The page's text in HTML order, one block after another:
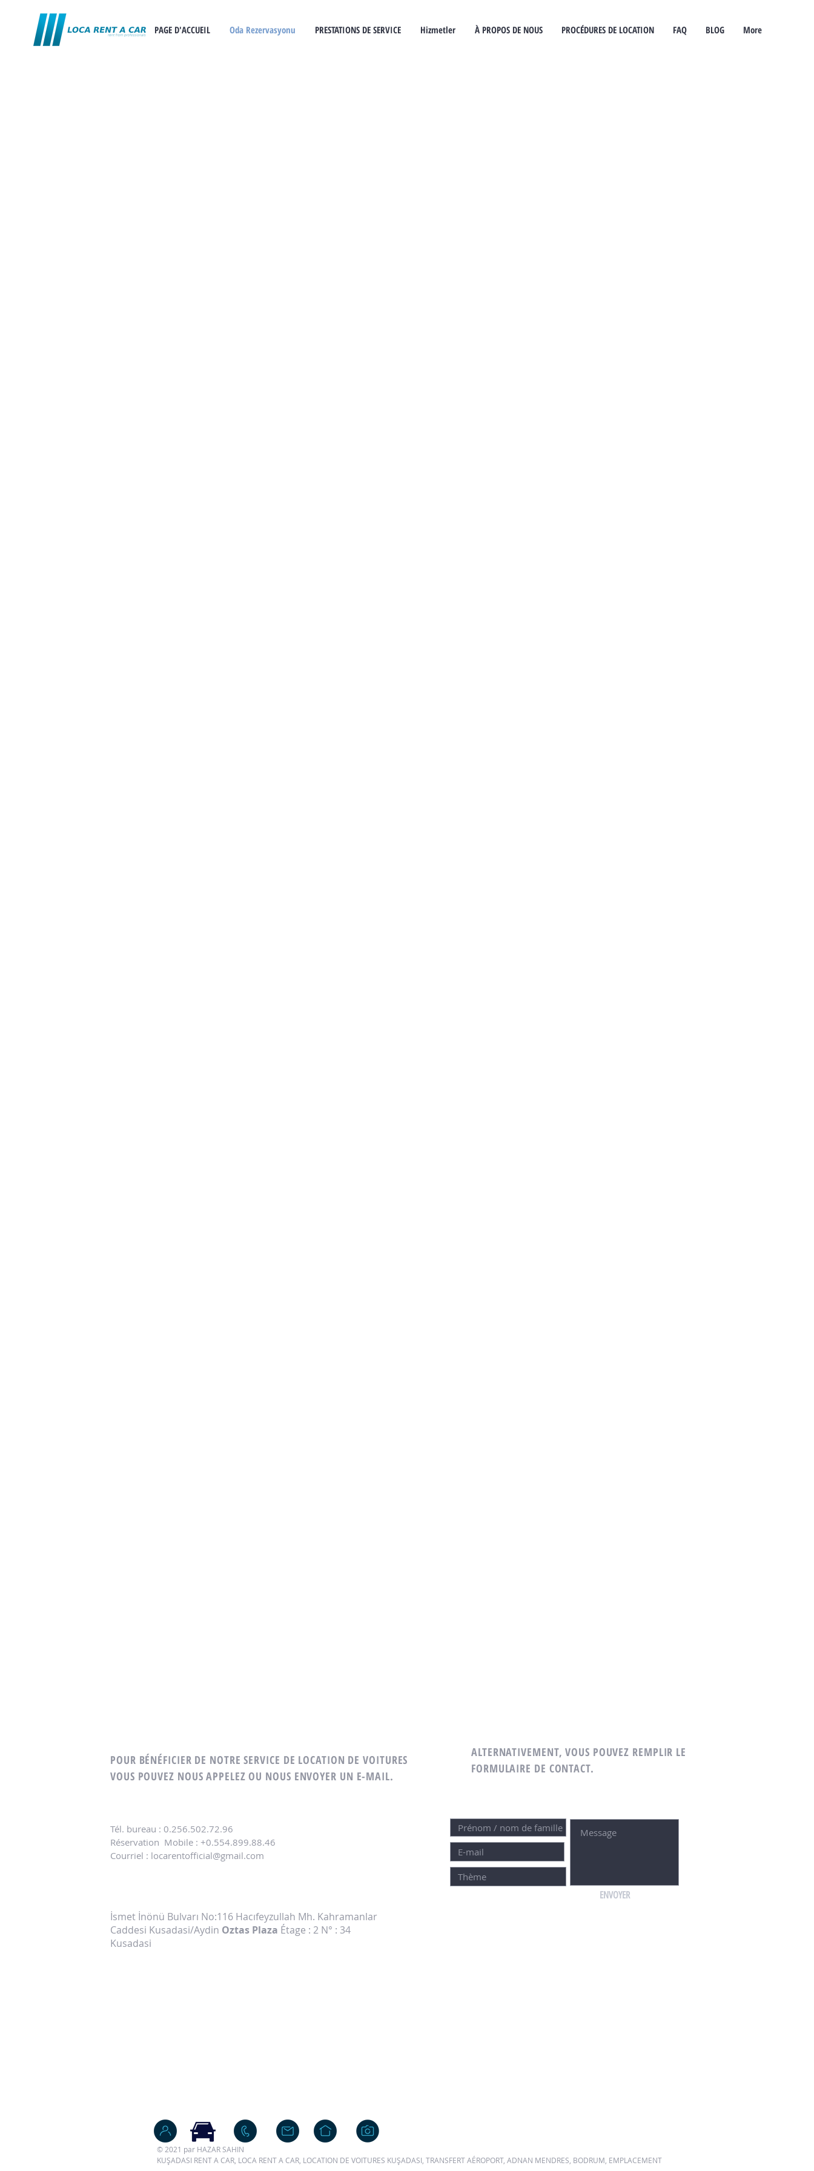
PAGE D'ACCUEIL Oda Rezervasyonu PRESTATIONS DE SERVICE Hizmetler À PROPOS DE NOUS PROCÉDURES DE LOCATION FAQ BLOG More
POUR BÉNÉFICIER DE NOTRE SERVICE DE LOCATION DE VOITURES
VOUS POUVEZ NOUS APPELEZ OU NOUS ENVOYER UN E-MAIL.
Tél. bureau : 0.256.502.72.96
Réservation Mobile : +0.554.899.88.46
Courriel : locarentofficial@gmail.com
İsmet İnönü Bulvarı No:116 Hacıfeyzullah Mh. Kahramanlar
Caddesi Kusadasi/Aydin Oztas Plaza Étage : 2 N° : 34
Kusadasi
ALTERNATIVEMENT, VOUS POUVEZ REMPLIR LE
FORMULAIRE DE CONTACT.
ENVOYER
© 2021 par HAZAR SAHIN
KUŞADASI RENT A CAR, LOCA RENT A CAR, LOCATION DE VOITURES KUŞADASI, TRANSFERT AÉROPORT, ADNAN MENDRES, BODRUM, EMPLACEMENT